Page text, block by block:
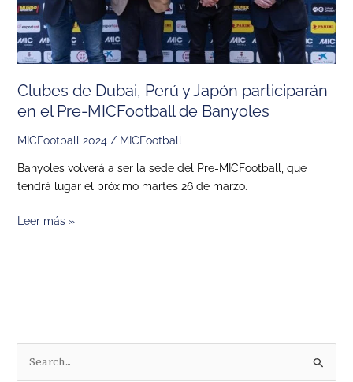
Clubes de Dubai, Perú y Japón participarán
en el Pre-MICFootball de Banyoles
MICFootball 2024/ MICFootball
Banyoles volverá a ser la sede del Pre-MICFootball, que
tendrá lugar el próximo martes 26 de marzo.
el
Pre-
MICFootball
de
Leer más »